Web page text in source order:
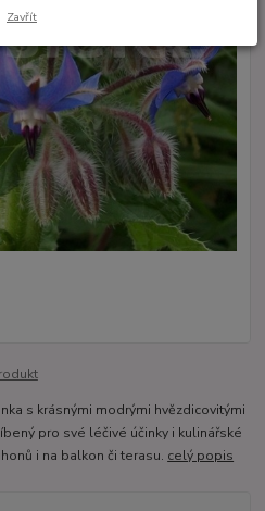
s krásnými modrými hvězdicovitými
pro své léčivé účinky i kulinářské
i na balkon či terasu. celý popis
Zavřít